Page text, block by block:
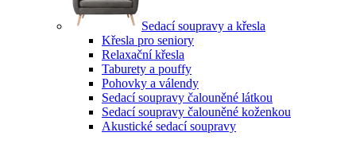
Sedací soupravy a křesla
Křesla pro seniory
Relaxační křesla
Taburety a pouffy
Pohovky a válendy
Sedací soupravy čalouněné látkou
Sedací soupravy čalouněné koženkou
Akustické sedací soupravy